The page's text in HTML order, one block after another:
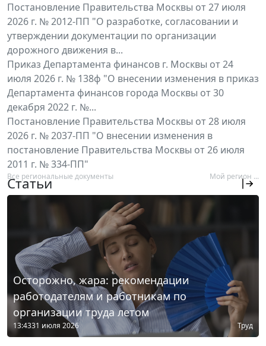
Постановление Правительства Москвы от 27 июля
2026 г. № 2012-ПП "О разработке, согласовании и
утверждении документации по организации
дорожного движения в...
Приказ Департамента финансов г. Москвы от 24
июля 2026 г. № 138ф "О внесении изменения в приказ
Департамента финансов города Москвы от 30
декабря 2022 г. №...
Постановление Правительства Москвы от 28 июля
2026 г. № 2037-ПП "О внесении изменения в
постановление Правительства Москвы от 26 июля
2011 г. № 334-ПП"
Все региональные документы Мой регион ...
Статьи
Осторожно, жара: рекомендации
работодателям и работникам по
организации труда летом
13:4331 июля 2026 Труд